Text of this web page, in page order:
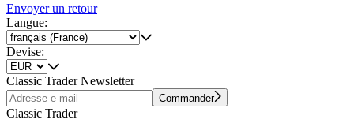
Envoyer un retour
Langue:
Devise:
Classic Trader Newsletter
Commander
Classic Trader